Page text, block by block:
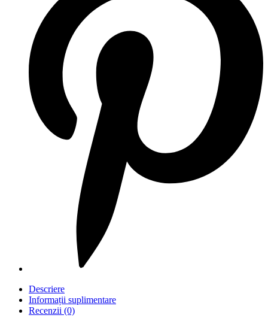
Descriere
Informații suplimentare
Recenzii (0)